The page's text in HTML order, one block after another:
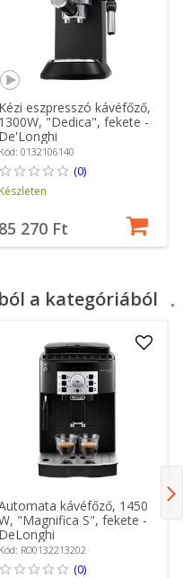
Kézi eszpresszó kávéfőző,
1300W, "Dedica", fekete -
De'Longhi
Kód: 0132106140
(0)
Készleten
85 270 Ft
a kategóriából
kávéfőző, 1450
"Magnifica S", fekete -
DeLonghi
Kód: RO0132213202
(0)